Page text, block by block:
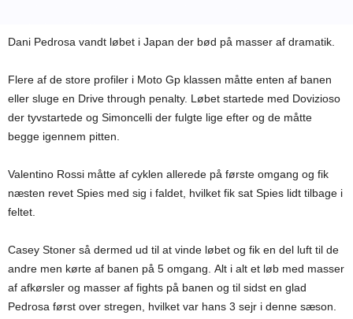
Dani Pedrosa vandt løbet i Japan der bød på masser af dramatik.
Flere af de store profiler i Moto Gp klassen måtte enten af banen
eller sluge en Drive through penalty. Løbet startede med Dovizioso
der tyvstartede og Simoncelli der fulgte lige efter og de måtte
begge igennem pitten.
Valentino Rossi måtte af cyklen allerede på første omgang og fik
næsten revet Spies med sig i faldet, hvilket fik sat Spies lidt tilbage i
feltet.
Casey Stoner så dermed ud til at vinde løbet og fik en del luft til de
andre men kørte af banen på 5 omgang. Alt i alt et løb med masser
af afkørsler og masser af fights på banen og til sidst en glad
Pedrosa først over stregen, hvilket var hans 3 sejr i denne sæson.